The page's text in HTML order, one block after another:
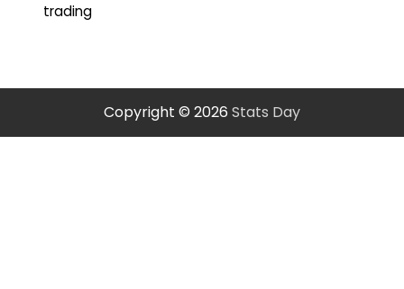
trading
Copyright © 2026 Stats Day